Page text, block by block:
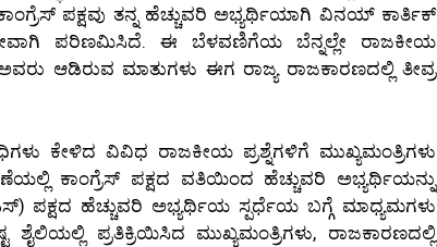
ಪಕ್ಷವು ತನ್ನ ಹೆಚ್ಚುವರಿ ಅಭ್ಯರ್ಥಿಯಾಗಿ ವಿನಯ್ ಕಾರ್ತಿಕ್
ಪರಿಣಮಿಸಿದೆ. ಈ ಬೆಳವಣಿಗೆಯ ಬೆನ್ನಲ್ಲೇ ರಾಜಕೀಯ
ಆಡಿರುವ ಮಾತುಗಳು ಈಗ ರಾಜ್ಯ ರಾಜಕಾರಣದಲ್ಲಿ ತೀವ್ರ
ಕೇಳಿದ ವಿವಿಧ ರಾಜಕೀಯ ಪ್ರಶ್ನೆಗಳಿಗೆ ಮುಖ್ಯಮಂತ್ರಿಗಳು
ಕಾಂಗ್ರೆಸ್ ಪಕ್ಷದ ವತಿಯಿಂದ ಹೆಚ್ಚುವರಿ ಅಭ್ಯರ್ಥಿಯನ್ನು
ಪಕ್ಷದ ಹೆಚ್ಚುವರಿ ಅಭ್ಯರ್ಥಿಯ ಸ್ಪರ್ಧೆಯ ಬಗ್ಗೆ ಮಾಧ್ಯಮಗಳು
ಶೈಲಿಯಲ್ಲಿ ಪ್ರತಿಕ್ರಿಯಿಸಿದ ಮುಖ್ಯಮಂತ್ರಿಗಳು, ರಾಜಕಾರಣದಲ್ಲಿ